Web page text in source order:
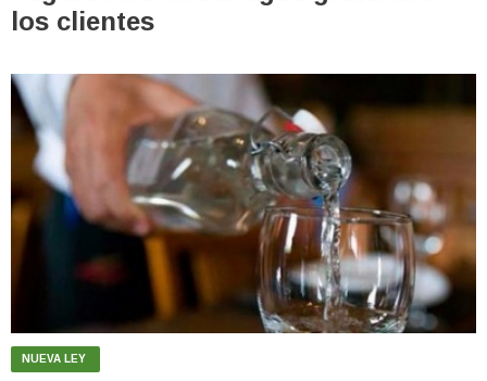
los clientes
NUEVA LEY